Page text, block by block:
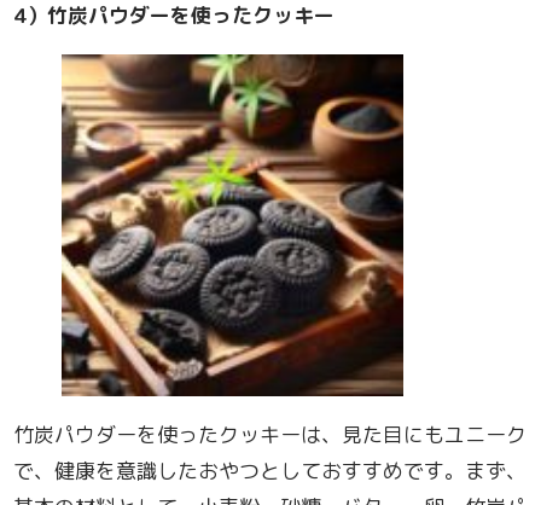
4）竹炭パウダーを使ったクッキー
竹炭パウダーを使ったクッキーは、見た目にもユニーク
で、健康を意識したおやつとしておすすめです。まず、